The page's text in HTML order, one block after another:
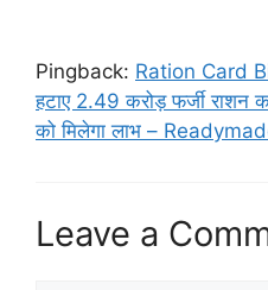
Pingback: Ration Card
हटाए 2.49 करोड़ फर्जी राशन
को मिलेगा लाभ –
Leave a